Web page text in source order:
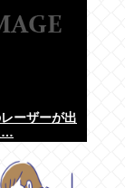
ーザーが出
…